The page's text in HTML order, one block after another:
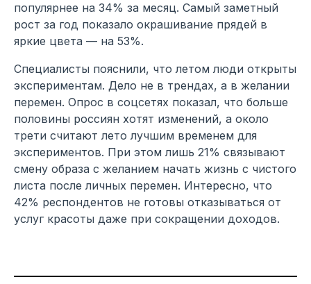
популярнее на 34% за месяц. Самый заметный
рост за год показало окрашивание прядей в
яркие цвета — на 53%.
Специалисты пояснили, что летом люди открыты
экспериментам. Дело не в трендах, а в желании
перемен. Опрос в соцсетях показал, что больше
половины россиян хотят изменений, а около
трети считают лето лучшим временем для
экспериментов. При этом лишь 21% связывают
смену образа с желанием начать жизнь с чистого
листа после личных перемен. Интересно, что
42% респондентов не готовы отказываться от
услуг красоты даже при сокращении доходов.